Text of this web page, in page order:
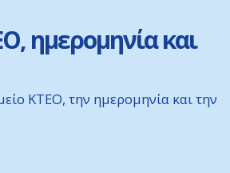
ημερομηνία και
ΚΤΕΟ, την ημερομηνία και την